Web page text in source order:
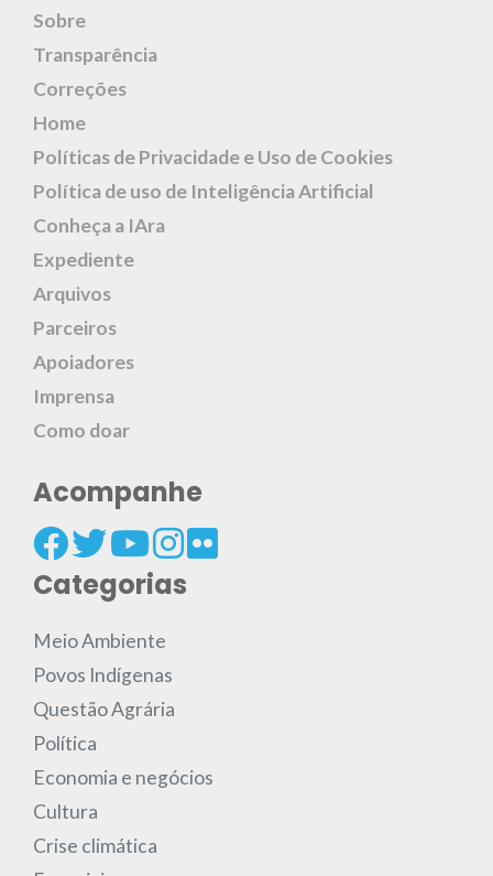
Sobre
Transparência
Correções
Home
Políticas de Privacidade e Uso de Cookies
Política de uso de Inteligência Artificial
Conheça a IAra
Expediente
Arquivos
Parceiros
Apoiadores
Imprensa
Como doar
Acompanhe
Categorias
Meio Ambiente
Povos Indígenas
Questão Agrária
Política
Economia e negócios
Cultura
Crise climática